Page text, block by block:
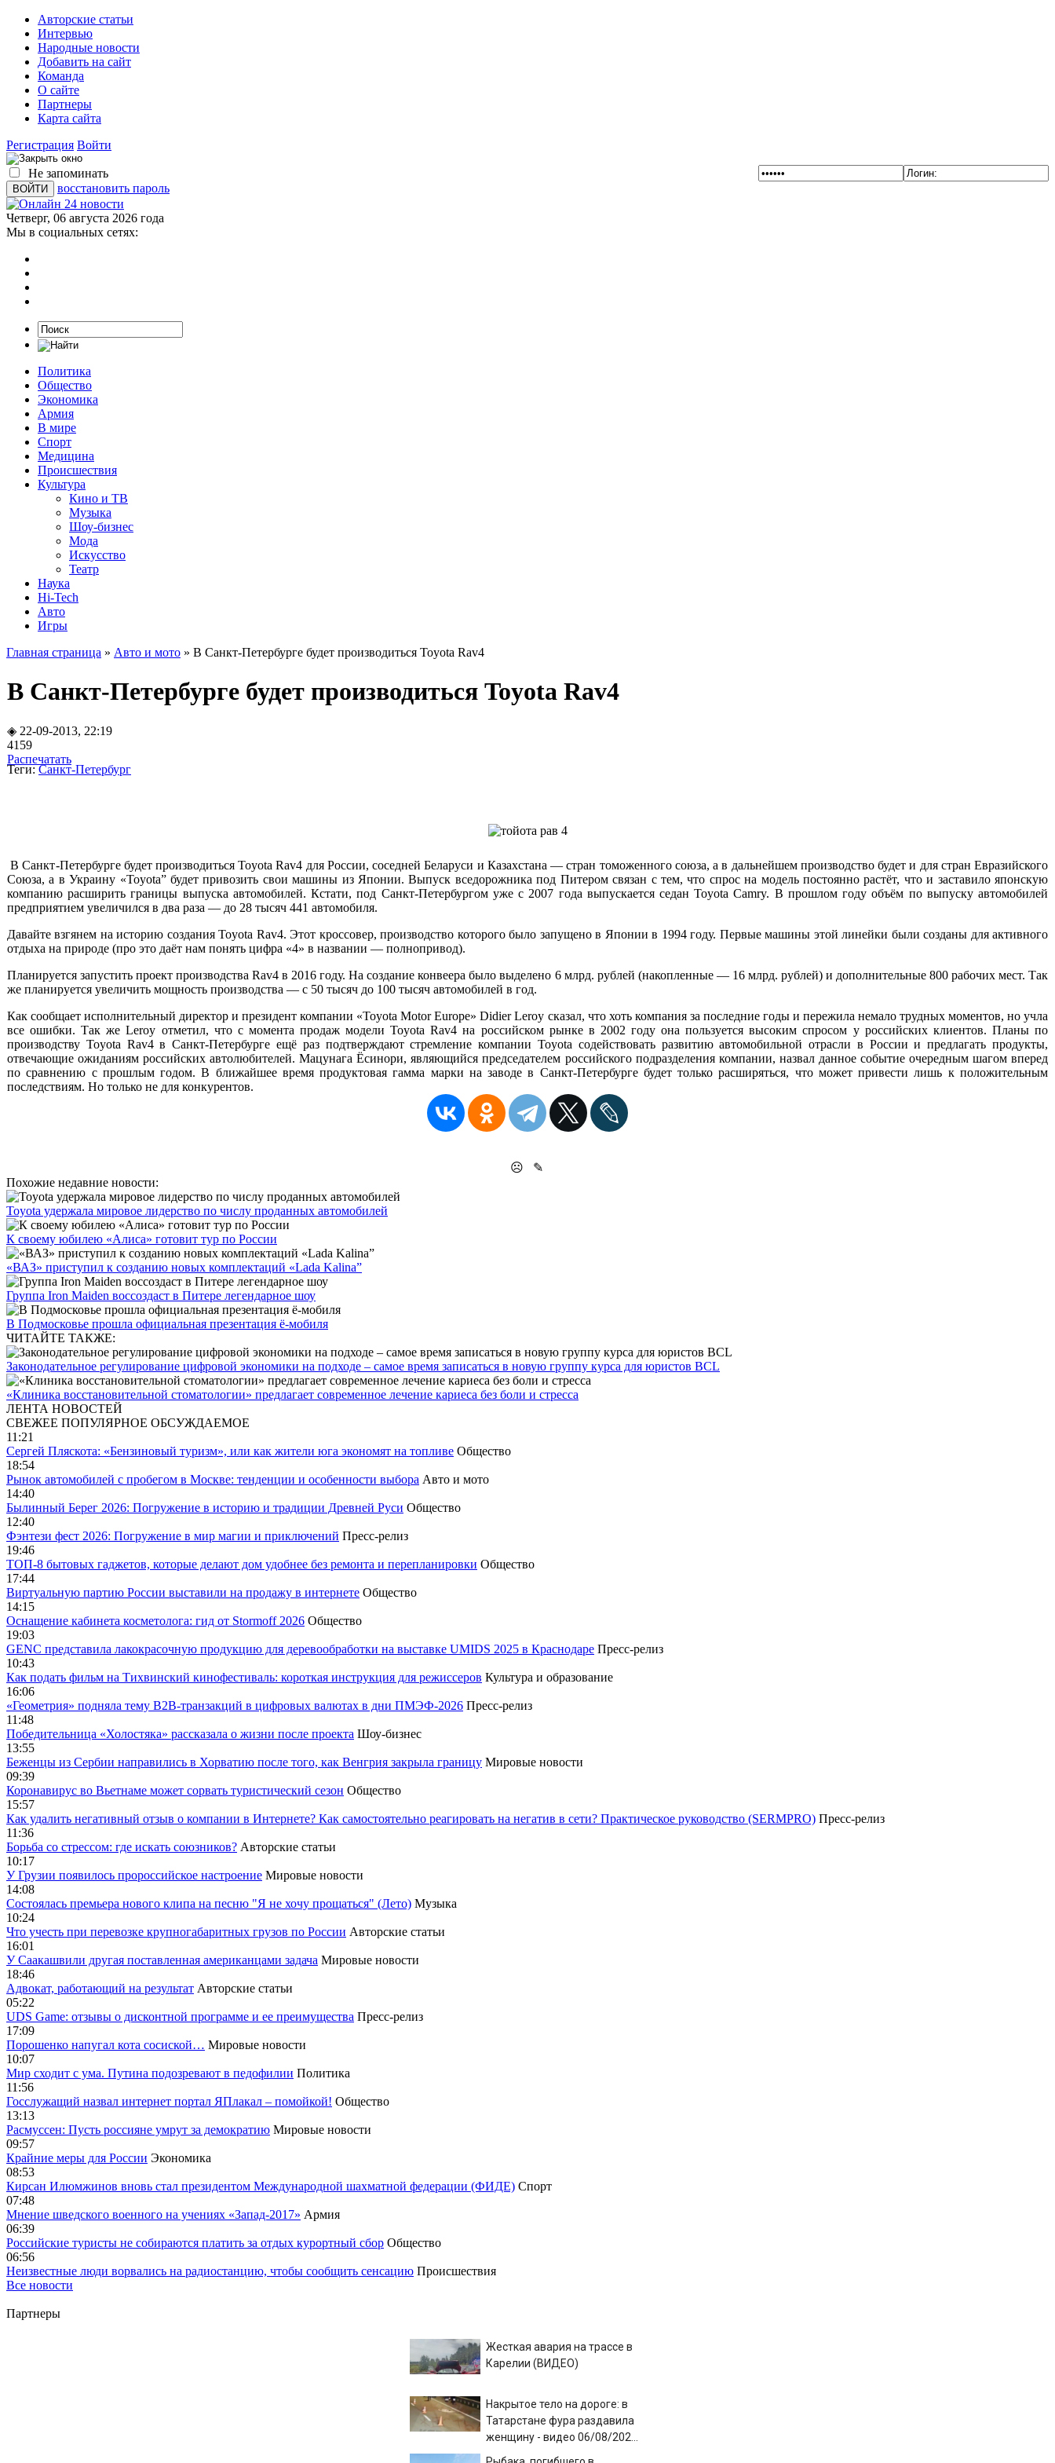
Авторские статьи
Интервью
Народные новости
Добавить на сайт
Команда
О сайте
Партнеры
Карта сайта
Регистрация Войти
Не запоминать
восстановить пароль
Четверг, 06 августа 2026 года
Мы в социальных сетях:
Политика
Общество
Экономика
Армия
В мире
Спорт
Медицина
Происшествия
Культура
Кино и ТВ
Музыка
Шоу-бизнес
Мода
Искусство
Театр
Наука
Hi-Tech
Авто
Игры
Главная страница » Авто и мото » В Санкт-Петербурге будет производиться Toyota Rav4
В Санкт-Петербурге будет производиться Toyota Rav4
◈ 22-09-2013, 22:19
4159
Распечатать
Теги:Санкт-Петербург
В Санкт-Петербурге будет производитьсяToyota Rav4 для России, соседней Беларуси и Казахстана — стран томоженного союза, а в дальнейшем производство будет и для стран Евразийского
Союза, а в Украину «Toyota”будет привозить свои машины из Японии. Выпуск вседорожника под Питером связан с тем, что спрос на модель постоянно растёт, что и заставило японскую
компанию расширить границы выпуска автомобилей. Кстати, под Санкт-Петербургом уже с 2007 года выпускается седанToyota Camry. В прошлом году объём по выпуску автомобилей
предприятием увеличился в два раза — до 28 тысяч 441 автомобиля.
Давайте взгянем на историю созданияToyota Rav4.Этот кроссовер, производство которого было запущено в Японии в 1994 году. Первые машины этой линейки были созданы для активного
отдыха на природе (про это даёт нам понять цифра «4» в названии — полнопривод).
Планируется запустить проект производстваRav4в 2016 году. На создание конвеера было выделено 6 млрд. рублей (накопленные — 16 млрд. рублей) и дополнительные 800 рабочих мест. Так
же планируется увеличить мощность производства — с 50 тысяч до 100 тысяч автомобилей в год.
Как сообщает исполнительный директор и президент компании «Toyota Motor Europe»Didier Leroy сказал, что хоть компания за последние годы и пережила немало трудных моментов, но учла
все ошибки. Так жеLeroy отметил, что с момента продаж моделиToyota Rav4на российском рынке в 2002 году она пользуется высоким спросом у российских клиентов. Планы по
производству Toyota Rav4в Санкт-Петербурге ещё раз подтверждают стремление компании Toyota содействовать развитию автомобильной отрасли в России и предлагать продукты,
отвечающие ожиданиям российских автолюбителей.Мацунага Ёсинори, являющийся председателем российского подразделения компании, назвал данное событие очередным шагом вперед
по сравнению с прошлым годом. В ближайшее время продуктовая гамма марки на заводе в Санкт-Петербурге будет только расширяться, что может привести лишь к положительным
последствиям. Но только не для конкурентов.
☹
✎
Похожие недавние новости:
Toyota удержала мировое лидерство по числу проданных автомобилей
К своему юбилею «Алиса» готовит тур по России
«ВАЗ» приступил к созданию новых комплектаций «Lada Kalina”
Группа Iron Maiden воссоздаст в Питере легендарное шоу
В Подмосковье прошла официальная презентация ё-мобиля
ЧИТАЙТЕ ТАКЖЕ:
Законодательное регулирование цифровой экономики на подходе – самое время записаться в новую группу курса для юристов BCL
«Клиника восстановительной стоматологии» предлагает современное лечение кариеса без боли и стресса
ЛЕНТА НОВОСТЕЙ
СВЕЖЕЕ ПОПУЛЯРНОЕ ОБСУЖДАЕМОЕ
11:21
Сергей Пляскота: «Бензиновый туризм», или как жители юга экономят на топливе Общество
18:54
Рынок автомобилей с пробегом в Москве: тенденции и особенности выбора Авто и мото
14:40
Былинный Берег 2026: Погружение в историю и традиции Древней Руси Общество
12:40
Фэнтези фест 2026: Погружение в мир магии и приключений Пресс-релиз
19:46
ТОП-8 бытовых гаджетов, которые делают дом удобнее без ремонта и перепланировки Общество
17:44
Виртуальную партию России выставили на продажу в интернете Общество
14:15
Оснащение кабинета косметолога: гид от Stormoff 2026 Общество
19:03
GENC представила лакокрасочную продукцию для деревообработки на выставке UMIDS 2025 в Краснодаре Пресс-релиз
10:43
Как подать фильм на Тихвинский кинофестиваль: короткая инструкция для режиссеров Культура и образование
16:06
«Геометрия» подняла тему B2B-транзакций в цифровых валютах в дни ПМЭФ-2026 Пресс-релиз
11:48
Победительница «Холостяка» рассказала о жизни после проекта Шоу-бизнес
13:55
Беженцы из Сербии направились в Хорватию после того, как Венгрия закрыла границу Мировые новости
09:39
Коронавирус во Вьетнаме может сорвать туристический сезон Общество
15:57
Как удалить негативный отзыв о компании в Интернете? Как самостоятельно реагировать на негатив в сети? Практическое руководство (SERMPRO) Пресс-релиз
11:36
Борьба со стрессом: где искать союзников? Авторские статьи
10:17
У Грузии появилось пророссийское настроение Мировые новости
14:08
Cостоялась премьера нового клипа на песню "Я не хочу прощаться" (Лето) Музыка
10:24
Что учесть при перевозке крупногабаритных грузов по России Авторские статьи
16:01
У Саакашвили другая поставленная американцами задача Мировые новости
18:46
Адвокат, работающий на результат Авторские статьи
05:22
UDS Game: отзывы о дисконтной программе и ее преимущества Пресс-релиз
17:09
Порошенко напугал кота сосиской… Мировые новости
10:07
Мир сходит с ума. Путина подозревают в педофилии Политика
11:56
Госслужащий назвал интернет портал ЯПлакал – помойкой! Общество
13:13
Расмуссен: Пусть россияне умрут за демократию Мировые новости
09:57
Крайние меры для России Экономика
08:53
Кирсан Илюмжинов вновь стал президентом Международной шахматной федерации (ФИДЕ) Спорт
07:48
Мнение шведского военного на учениях «Запад-2017» Армия
06:39
Российские туристы не собираются платить за отдых курортный сбор Общество
06:56
Неизвестные люди ворвались на радиостанцию, чтобы сообщить сенсацию Происшествия
Все новости
Партнеры
Жесткая авария на трассе в
Карелии (ВИДЕО)
Накрытое тело на дороге: в
Татарстане фура раздавила
женщину - видео 06/08/2026
– Новости